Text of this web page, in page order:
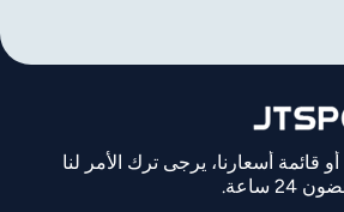
قائمة أسعارنا، يرجى ترك الأمر لنا
ساعة.